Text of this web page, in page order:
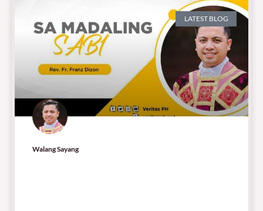
LATEST BLOG
Walang Sayang